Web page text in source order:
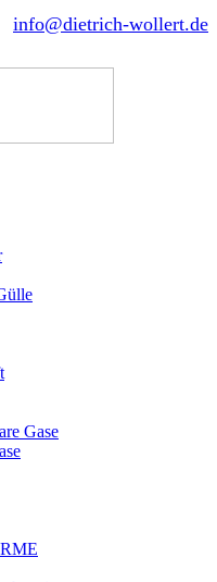
info@dietrich-wollert.de
Gase